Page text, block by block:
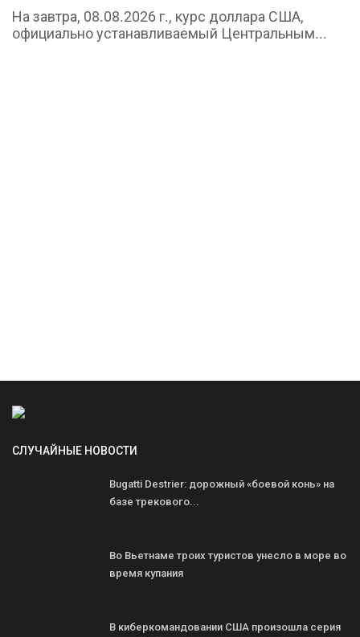
На завтра, 08.08.2026 г., курс доллара США,
официально устанавливаемый Центральным...
СЛУЧАЙНЫЕ НОВОСТИ
Bugatti Destrier: дорожный «боевой конь» на
базе трекового...
Во Вьетнаме троих туристов унесло в море во
время купания
В киберкомандовании США произошла серия